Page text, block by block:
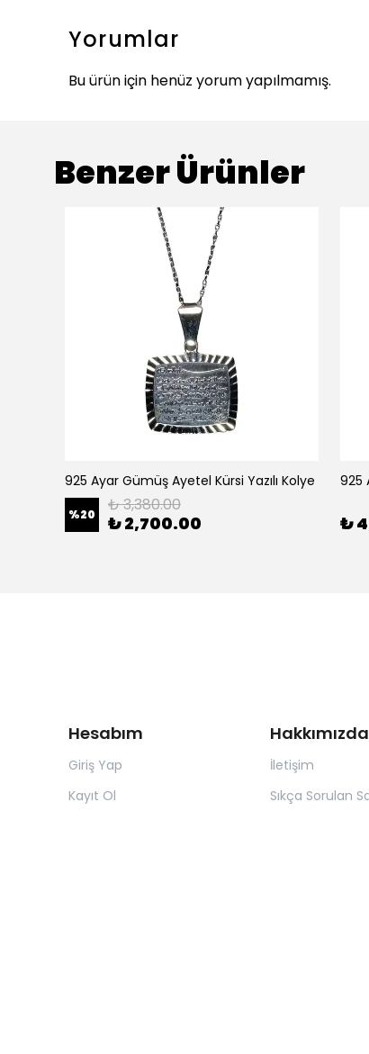
Yorumlar
Bu ürün için henüz yorum yapılmamış.
Benzer Ürünler
925 Ayar Gümüş Ayetel Kürsi Yazılı Kolye
%20 ₺ 3,380.00
₺ 2,700.00 ₺
Hesabım
Giriş Yap
Kayıt Ol
Hakkımızda
İletişim
Sıkça Sorulan